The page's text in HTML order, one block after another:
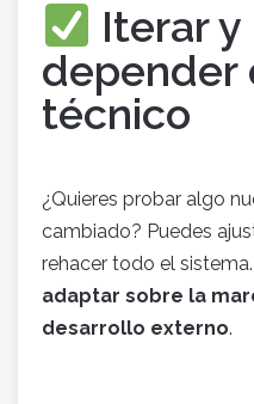
Iterar y
depender
técnico
¿Quieres probar algo
cambiado? Puedes
rehacer todo el
adaptar sobre la
desarrollo externo.